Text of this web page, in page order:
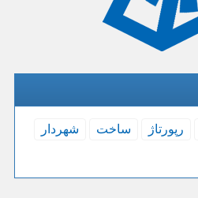
رپورتاژ ساخت
شهردار